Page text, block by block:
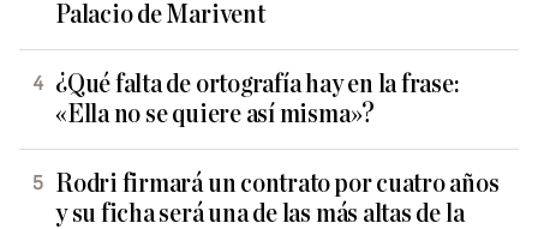
Palacio de Marivent
¿Qué falta de ortografía hay en la frase:
«Ella no se quiere así misma»?
Rodri firmará un contrato por cuatro años
y su ficha será una de las más altas de la